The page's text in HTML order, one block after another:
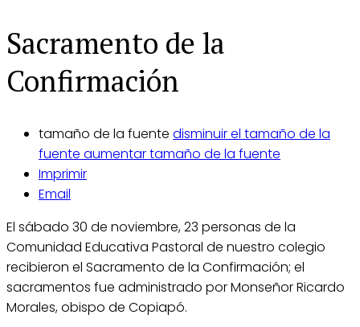
Sacramento de la
Confirmación
tamaño de la fuente disminuir el tamaño de la
fuente aumentar tamaño de la fuente
Imprimir
Email
El sábado 30 de noviembre, 23 personas de la
Comunidad Educativa Pastoral de nuestro colegio
recibieron el Sacramento de la Confirmación; el
sacramentos fue administrado por Monseñor Ricardo
Morales, obispo de Copiapó.